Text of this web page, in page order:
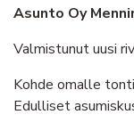
Asunto Oy
Valmistunut uusi
Kohde omalle
Edulliset